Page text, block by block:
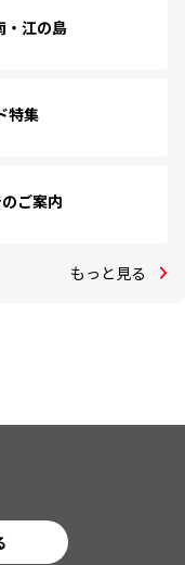
・江の島
特集
ご案内
もっと見る